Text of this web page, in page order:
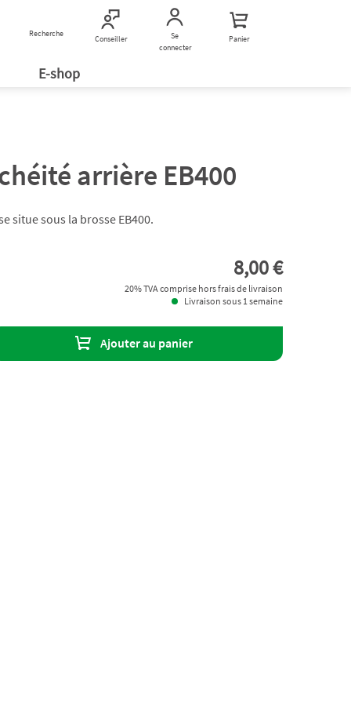
Recherche Conseiller
Se
connecter
Panier
Nous contacter
E-shop
arrière EB400
situe sous la brosse EB400.
8,00 €
20% TVA comprise hors frais de livraison
Livraison sous 1 semaine
Ajouter au panier